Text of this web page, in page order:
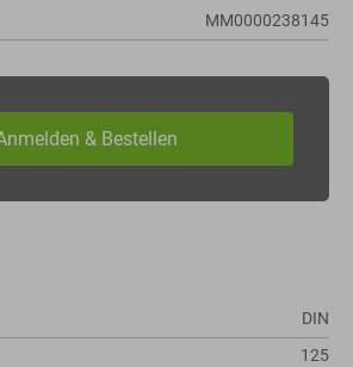
MM0000238145
DIN
125